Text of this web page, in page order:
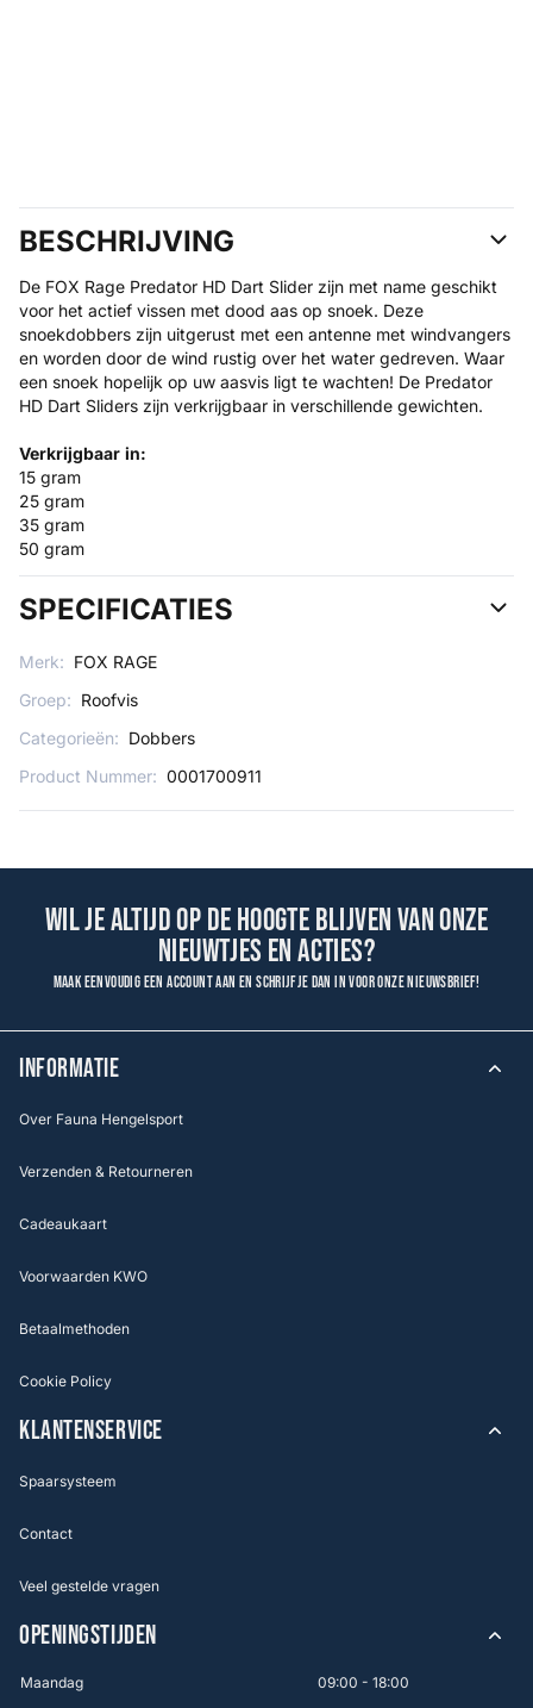
BESCHRIJVING
De FOX Rage Predator HD Dart Slider zijn met name geschikt
voor het actief vissen met dood aas op snoek. Deze
snoekdobbers zijn uitgerust met een antenne met windvangers
en worden door de wind rustig over het water gedreven. Waar
een snoek hopelijk op uw aasvis ligt te wachten! De Predator
HD Dart Sliders zijn verkrijgbaar in verschillende gewichten.
Verkrijgbaar in:
15 gram
25 gram
35 gram
50 gram
SPECIFICATIES
Merk: FOX RAGE
Groep: Roofvis
Categorieën: Dobbers
Product Nummer: 0001700911
Wil je altijd op de hoogte blijven van onze
nieuwtjes en acties?
Maak eenvoudig een account aan en schrijf je dan in voor onze nieuwsbrief!
INFORMATIE
Over Fauna Hengelsport
Verzenden & Retourneren
Cadeaukaart
Voorwaarden KWO
Betaalmethoden
Cookie Policy
KLANTENSERVICE
Spaarsysteem
Contact
Veel gestelde vragen
OPENINGSTIJDEN
Maandag
09:00 - 18:00